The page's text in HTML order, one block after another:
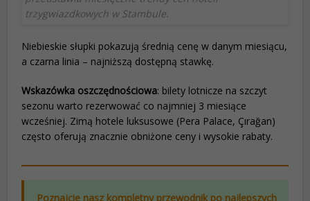
trzygwiazdkowych w Stambule.
Nie­bieskie słupki pokazują średnią cenę w danym miesiącu,
a czarna linia – najniższą dostępną stawkę.
Wskazówka oszczędnościowa: bilety lotnicze na szczyt
sezonu warto rezerwować co najmniej 3 miesiące
wcześniej. Zimą hotele luksusowe (Pera Palace, Çırağan)
często oferują znacznie obniżone ceny i wysokie rabaty.
Poznajcie nasz kompletny przewodnik po najlepszych